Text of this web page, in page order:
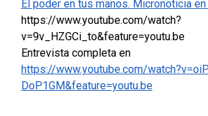
El poder en tus manos. Micronoticia
https://www.youtube.com/watch?
v=9v_HZGCi_to&feature=youtu.be
Entrevista completa en
https://www.youtube.com/
DoP1GM&feature=youtu.be